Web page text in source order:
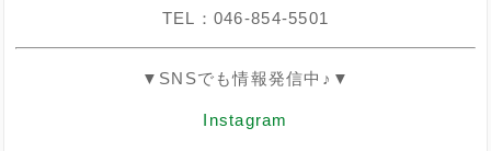
TEL：046-854-5501
▼SNSでも情報発信中♪▼
Instagram